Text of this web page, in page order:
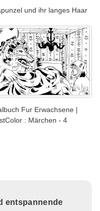
und ihr langes Haar
Fur Erwachsene |
: Märchen - 4
entspannende